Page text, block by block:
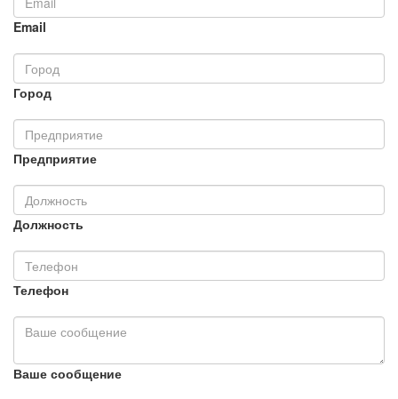
Email
Город
Предприятие
Должность
Телефон
Ваше сообщение